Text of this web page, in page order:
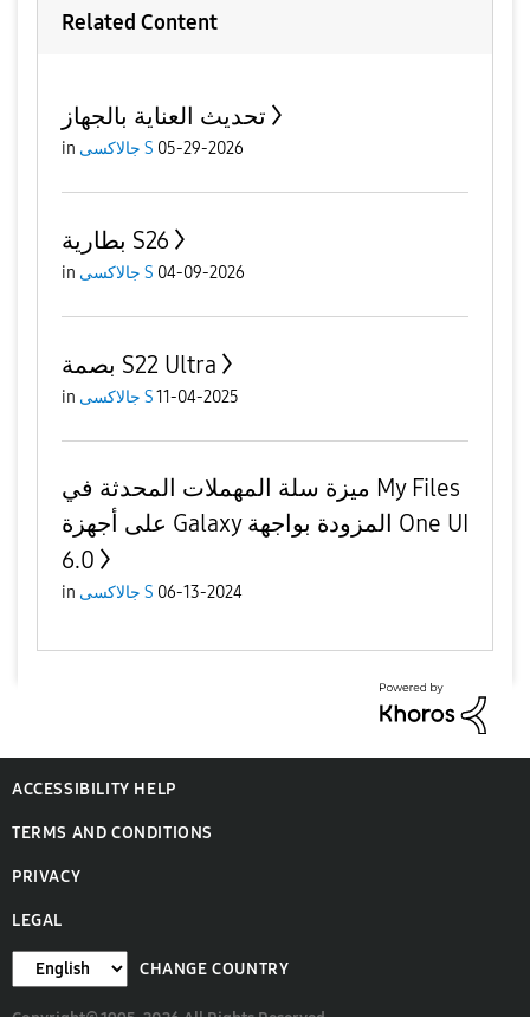
Related Content
تحديث العناية بالجهاز
in جالاكسى S 05-29-2026
بطارية S26
in جالاكسى S 04-09-2026
بصمة S22 Ultra
in جالاكسى S11-04-2025
ميزة سلة المهملات المحدثة في My Files
على أجهزة Galaxy المزودة بواجهة One UI
6.0
in جالاكسى S 06-13-2024
ACCESSIBILITY HELP
TERMS AND CONDITIONS
PRIVACY
LEGAL
CHANGE COUNTRY